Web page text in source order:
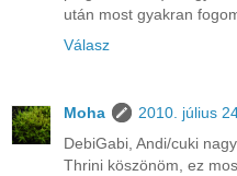
után most gyakran
Válasz
Moha
2010. július
DebiGabi, Andi/cuki
Thrini köszönöm, ez